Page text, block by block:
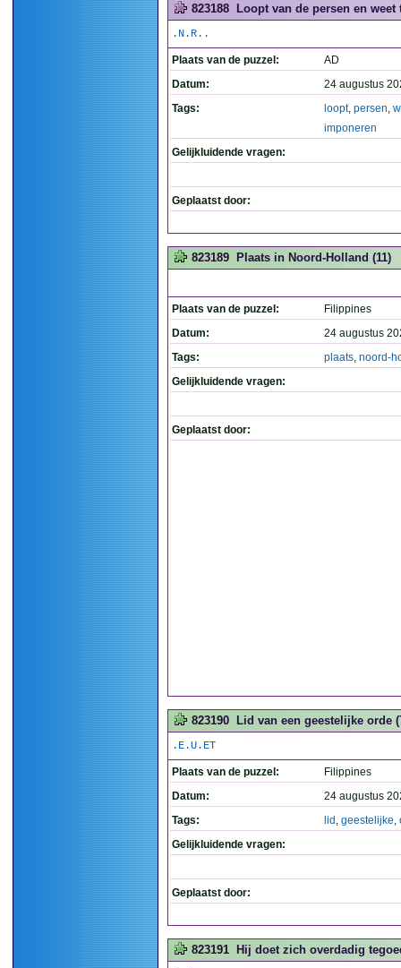
823188 Loopt van de persen en weet
.N.R..
Plaats van de puzzel:
AD
Datum:
24 augustus
Tags:
loopt, persen,
imponeren
Gelijkluidende vragen:
Geplaatst door:
823189 Plaats in Noord-Holland (11)
Plaats van de puzzel:
Filippines
Datum:
24 augustus
Tags:
plaats, noord-
Gelijkluidende vragen:
Geplaatst door:
823190 Lid van een geestelijke orde
.E.U.ET
Plaats van de puzzel:
Filippines
Datum:
24 augustus
Tags:
lid , geestelijke,
Gelijkluidende vragen:
Geplaatst door:
823191 Hij doet zich overdadig